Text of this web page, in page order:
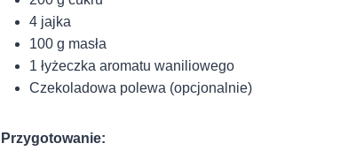
4 jajka
100 g masła
1 łyżeczka aromatu waniliowego
Czekoladowa polewa (opcjonalnie)
Przygotowanie: